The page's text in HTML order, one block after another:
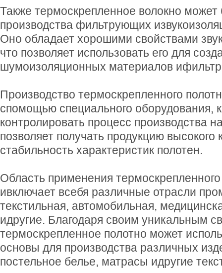
Также термоскрепленное волокно может
производства фильтрующих
Оно обладает хорошими свойствами
что позволяет использовать его для
шумоизоляционных материалов
Производство термоскрепленного
спомощью специального оборудования,
контролировать процесс производства
позволяет получать продукцию высокого
стабильность характеристик полотен.
Область применения
ивключает всебя различные отрасли
текстильная, автомобильная,
идругие. Благодаря своим уникальным
термоскрепленное полотно может
основы для производства различных
постельное белье, матрасы идругие